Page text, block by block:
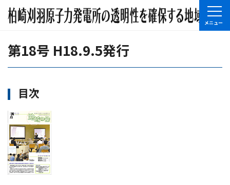
第18号 H18.9.5発行
目次